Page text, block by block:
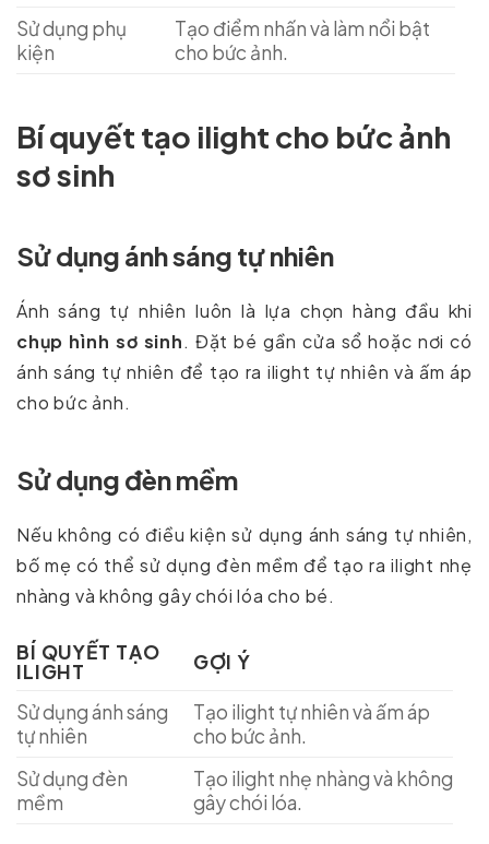
Sử dụng phụ
kiện
Tạo điểm nhấn và làm nổi bật
cho bức ảnh.
Bí quyết tạo ilight cho bức ảnh
sơ sinh
Sử dụng ánh sáng tự nhiên
Ánh sáng tự nhiên luôn là lựa chọn hàng đầu khi
chụp hình sơ sinh. Đặt bé gần cửa sổ hoặc nơi có
ánh sáng tự nhiên để tạo ra ilight tự nhiên và ấm áp
cho bức ảnh.
Sử dụng đèn mềm
Nếu không có điều kiện sử dụng ánh sáng tự nhiên,
bố mẹ có thể sử dụng đèn mềm để tạo ra ilight nhẹ
nhàng và không gây chói lóa cho bé.
BÍ QUYẾT TẠO
ILIGHT
GỢI Ý
Sử dụng ánh sáng
tự nhiên
Tạo ilight tự nhiên và ấm áp
cho bức ảnh.
Sử dụng đèn
mềm
Tạo ilight nhẹ nhàng và không
gây chói lóa.